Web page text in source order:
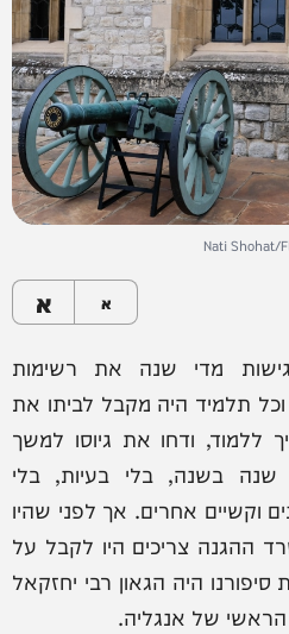
Nati Shohat/
א א
מדי שנה את רשימות
תלמיד היה מקבל לביתו את
ללמוד, ודחו את גיוסו למשך
בשנה, בלי בעיות, בלי
וקשיים אחרים. אך לפני שהיו
ההגנה צריכים היו לקבל על
היה הגאון רבי יחזקאל
של אנגליה.